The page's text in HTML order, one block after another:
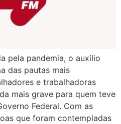
pela pandemia, o auxílio
das pautas mais
e trabalhadoras
mais grave para quem teve
Federal. Com as
que foram contempladas